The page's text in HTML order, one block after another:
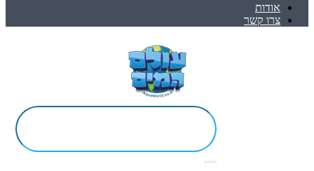
אודות
צרו קשר